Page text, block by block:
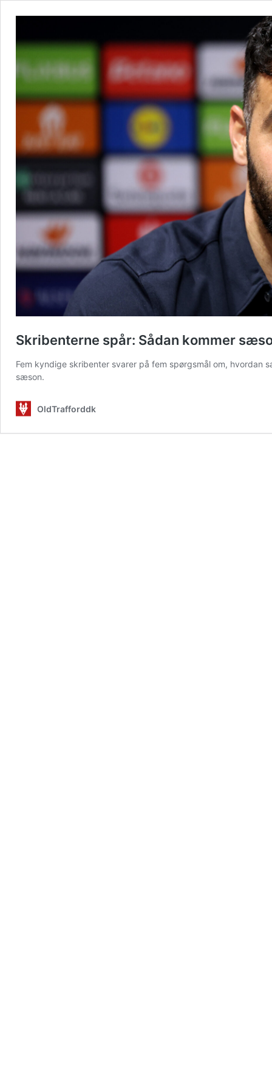
Skribenterne spår: Sådan kommer
Fem kyndige skribenter svarer på fem spørgsmål om,
sæson.
OldTrafforddk